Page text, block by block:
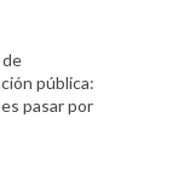
pública:
pasar por